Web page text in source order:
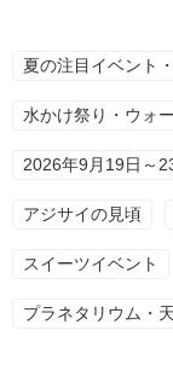
夏の注目イベント
水かけ祭り・ウォ
2026年9月19日～
アジサイの見頃
スイーツイベント
プラネタリウム・